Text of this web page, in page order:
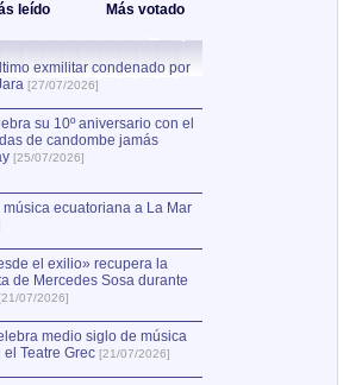
leído Más votado
exmilitar condenado por
[27/07/2026]
su 10º aniversario con el
de candombe jamás
[25/07/2026]
ecuatoriana a La Mar
el exilio» recupera la
de Mercedes Sosa durante
07/2026]
medio siglo de música
Teatre Grec [21/07/2026]